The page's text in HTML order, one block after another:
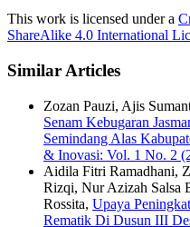
This work is licensed under a
ShareAlike 4.0 International
Similar Articles
Zozan Pauzi, Ajis
Senam Kebugaran
Semindang Alas
& Inovasi: Vol. 1 No. 2
Aidila Fitri Ramadhani,
Rizqi, Nur Azizah Salsa
Rossita, Upaya
Rematik Di Dusun III